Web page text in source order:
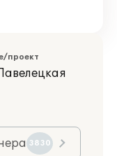
проект
3830